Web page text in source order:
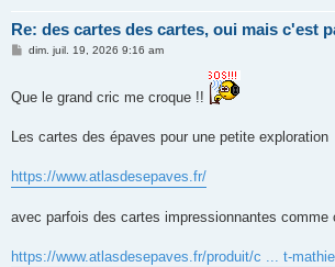
Re: des cartes des cartes, oui mais c'est
M
a
dim. juil. 19, 2026 9:16 am
Que le grand cric me croque !!
Les cartes des épaves pour une petite exploration
https://www.atlasdesepaves.fr/
avec parfois des cartes impressionnantes comme
https://www.atlasdesepaves.fr/produit/c ... t-